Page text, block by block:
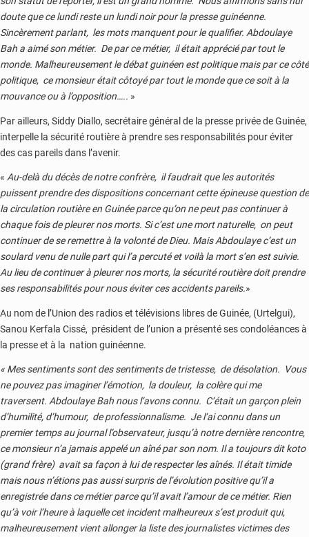
doute que ce lundi reste un lundi noir pour la presse guinéenne.
Sincèrement parlant, les mots manquent pour le qualifier. Abdoulaye
Bah a aimé son métier. De par ce métier, il était apprécié par tout le
monde. Malheureusement le débat guinéen est politique mais par ce côté
politique, ce monsieur était côtoyé par tout le monde que ce soit à la
mouvance ou à l’opposition….. »
Par ailleurs, Siddy Diallo, secrétaire général de la presse privée de Guinée,
interpelle la sécurité routière à prendre ses responsabilités pour éviter
des cas pareils dans l’avenir.
« Au-delà du décès de notre confrère, il faudrait que les autorités
puissent prendre des dispositions concernant cette épineuse question de
la circulation routière en Guinée parce qu’on ne peut pas continuer à
chaque fois de pleurer nos morts. Si c’est une mort naturelle, on peut
continuer de se remettre à la volonté de Dieu. Mais Abdoulaye c’est un
soulard venu de nulle part qui l’a percuté et voilà la mort s’en est suivie.
Au lieu de continuer à pleurer nos morts, la sécurité routière doit prendre
ses responsabilités pour nous éviter ces accidents pareils.»
Au nom de l’Union des radios et télévisions libres de Guinée, (Urtelgui),
Sanou Kerfala Cissé, président de l’union a présenté ses condoléances à
la presse et à la nation guinéenne.
« Mes sentiments sont des sentiments de tristesse, de désolation. Vous
ne pouvez pas imaginer l’émotion, la douleur, la colère qui me
traversent. Abdoulaye Bah nous l’avons connu. C’était un garçon plein
d’humilité, d’humour, de professionnalisme. Je l’ai connu dans un
premier temps au journal l’observateur, jusqu’à notre dernière rencontre,
ce monsieur n’a jamais appelé un aîné par son nom. Il a toujours dit koto
(grand frère) avait sa façon à lui de respecter les aînés. Il était timide
mais nous n’étions pas aussi surpris de l’évolution positive qu’il a
enregistrée dans ce métier parce qu’il avait l’amour de ce métier. Rien
qu’à voir l’heure à laquelle cet incident malheureux s’est produit qui,
malheureusement vient allonger la liste des journalistes victimes des